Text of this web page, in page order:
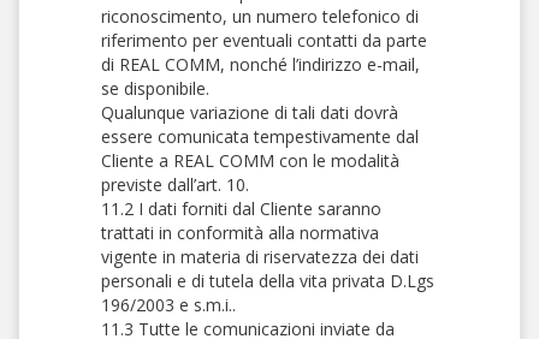
riconoscimento, un numero telefonico di
riferimento per eventuali contatti da parte
di REAL COMM, nonché l’indirizzo e-mail,
se disponibile.
Qualunque variazione di tali dati dovrà
essere comunicata tempestivamente dal
Cliente a REAL COMM con le modalità
previste dall’art. 10.
11.2 I dati forniti dal Cliente saranno
trattati in conformità alla normativa
vigente in materia di riservatezza dei dati
personali e di tutela della vita privata D.Lgs
196/2003 e s.m.i..
11.3 Tutte le comunicazioni inviate da